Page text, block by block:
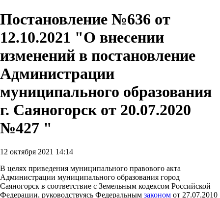
Постановление №636 от
12.10.2021 "О внесении
изменений в постановление
Администрации
муниципального образования
г. Саяногорск от 20.07.2020
№427 "
12 октября 2021 14:14
В целях приведения муниципального правового акта
Администрации муниципального образования город
Саяногорск в соответствие с Земельным кодексом Российской
Федерации, руководствуясь Федеральным законом от 27.07.2010